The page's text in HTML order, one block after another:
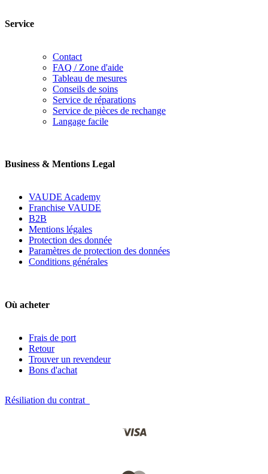
Service
Contact
FAQ / Zone d'aide
Tableau de mesures
Conseils de soins
Service de réparations
Service de pièces de rechange
Langage facile
Business & Mentions Legal
VAUDE Academy
Franchise VAUDE
B2B
Mentions légales
Protection des donnée
Paramètres de protection des données
Conditions générales
Où acheter
Frais de port
Retour
Trouver un revendeur
Bons d'achat
Résiliation du contrat